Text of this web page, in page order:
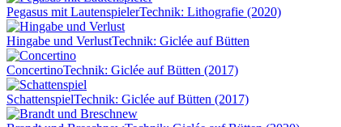
Pegasus mit LautenspielerTechnik: Lithografie (2020)
Hingabe und VerlustTechnik: Giclée auf Bütten
ConcertinoTechnik: Giclée auf Bütten (2017)
SchattenspielTechnik: Giclée auf Bütten (2017)